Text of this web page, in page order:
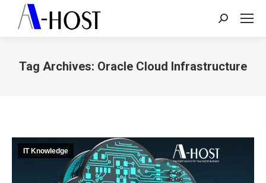
Search:
Tag Archives: Oracle Cloud Infrastructure
IT Knowledge